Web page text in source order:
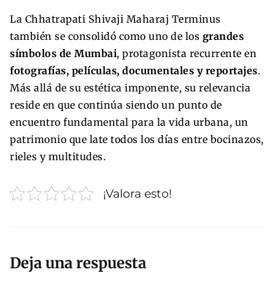
La Chhatrapati Shivaji Maharaj Terminus
también se consolidó como uno de los grandes
símbolos de Mumbai, protagonista recurrente en
fotografías, películas, documentales y reportajes.
Más allá de su estética imponente, su relevancia
reside en que continúa siendo un punto de
encuentro fundamental para la vida urbana, un
patrimonio que late todos los días entre bocinazos,
rieles y multitudes.
¡Valora esto!
Deja una respuesta